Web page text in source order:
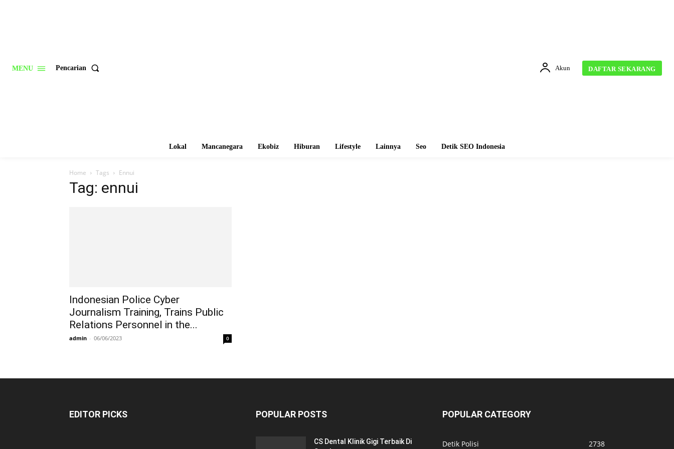
MENU Pencarian Akun DAFTAR SEKARANG
Lokal Mancanegara Ekobiz Hiburan Lifestyle Lainnya Seo Detik SEO Indonesia
Home Tags Ennui
Tag: ennui
Indonesian Police Cyber ​​
Journalism Training, Trains Public
Relations Personnel in the...
admin - 06/06/2023 0
EDITOR PICKS POPULAR POSTS
CS Dental Klinik Gigi Terbaik Di
POPULAR CATEGORY
Detik Polisi 2738